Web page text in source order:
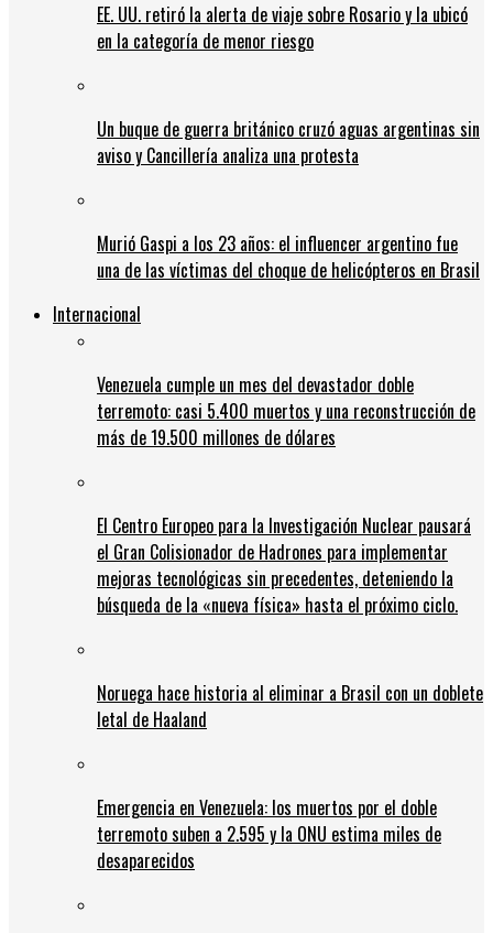
EE. UU. retiró la alerta de viaje sobre Rosario y la ubicó
en la categoría de menor riesgo
Un buque de guerra británico cruzó aguas argentinas sin
aviso y Cancillería analiza una protesta
Murió Gaspi a los 23 años: el influencer argentino fue
una de las víctimas del choque de helicópteros en Brasil
Internacional
Venezuela cumple un mes del devastador doble
terremoto: casi 5.400 muertos y una reconstrucción de
más de 19.500 millones de dólares
El Centro Europeo para la Investigación Nuclear pausará
el Gran Colisionador de Hadrones para implementar
mejoras tecnológicas sin precedentes, deteniendo la
búsqueda de la «nueva física» hasta el próximo ciclo.
Noruega hace historia al eliminar a Brasil con un doblete
letal de Haaland
Emergencia en Venezuela: los muertos por el doble
terremoto suben a 2.595 y la ONU estima miles de
desaparecidos